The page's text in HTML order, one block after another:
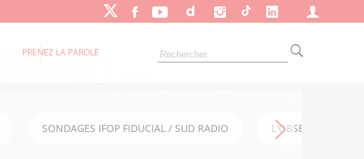
PRENEZ LA PAROLE
SONDAGES IFOP FIDUCIAL / SUD RADIO L'OBSERVATOIRE